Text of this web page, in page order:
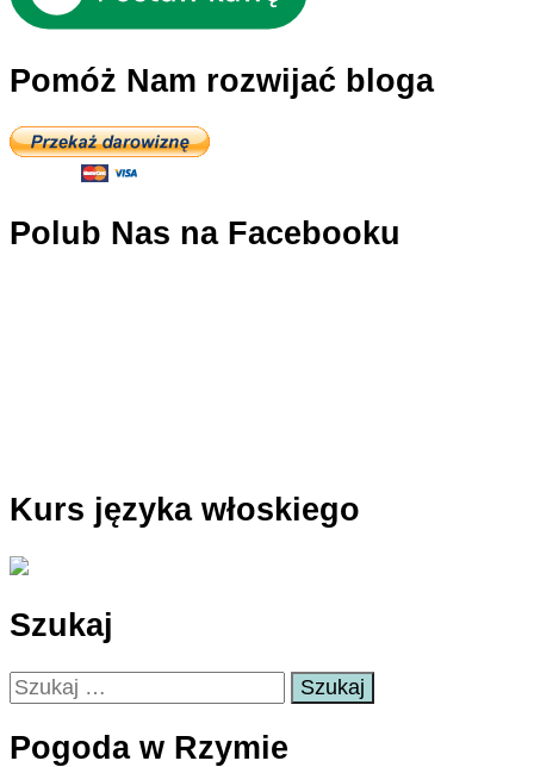
Pomóż Nam rozwijać bloga
Polub Nas na Facebooku
Kurs języka włoskiego
Szukaj
Szukaj:
Pogoda w Rzymie